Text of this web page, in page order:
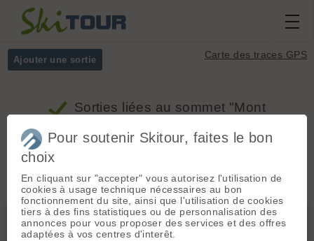
Carte des traces GPS
Ajouter une sortie
Sorties liées au sommet "Mont
Massifs Tous
Grèce centrale et Péloponèse
Pour soutenir Skitour, faites le bon
choix
En cliquant sur "accepter" vous autorisez l'utilisation de
cookies à usage technique nécessaires au bon
fonctionnement du site, ainsi que l'utilisation de cookies
tiers à des fins statistiques ou de personnalisation des
annonces pour vous proposer des services et des offres
adaptées à vos centres d'interêt.